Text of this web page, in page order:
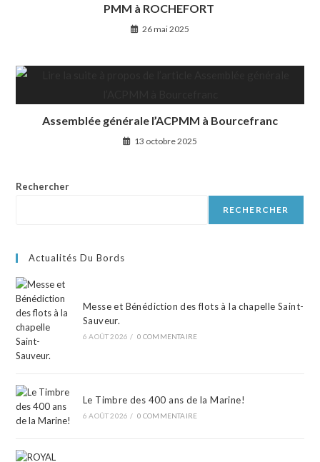
PMM à ROCHEFORT
26 mai 2025
Assemblée générale l’ACPMM à Bourcefranc
13 octobre 2025
Rechercher
RECHERCHER
Actualités Du Bords
Messe et Bénédiction des flots à la chapelle Saint-
Sauveur.
6 AOÛT 2026 / 0 COMMENTAIRE
Le Timbre des 400 ans de la Marine!
6 AOÛT 2026 / 0 COMMENTAIRE